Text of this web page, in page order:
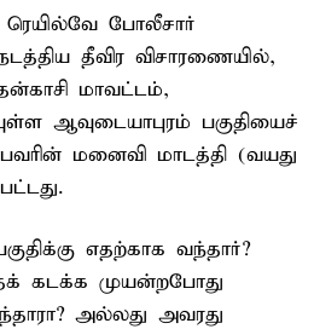
ரெயில்வே போலீசார்
தீவிர விசாரணையில்,
மாவட்டம்,
ஆவுடையாபுரம் பகுதியைச்
மனைவி மாடத்தி (வயது
எதற்காக வந்தார்?
கடக்க முயன்றபோது
அல்லது அவரது